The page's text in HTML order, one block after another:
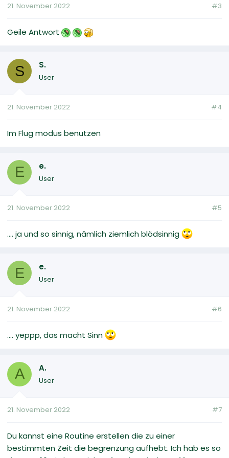
21. November 2022 #3
Geile Antwort
S S.
User
21. November 2022 #4
Im Flug modus benutzen
E e.
User
21. November 2022 #5
.... ja und so sinnig, nämlich ziemlich blödsinnig
E e.
User
21. November 2022 #6
.... yeppp, das macht Sinn
A A.
User
21. November 2022 #7
Du kannst eine Routine erstellen die zu einer
bestimmten Zeit die begrenzung aufhebt. Ich hab es so